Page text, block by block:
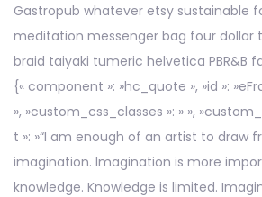
Gastropub whatever etsy sustainable
meditation messenger bag four dollar
braid taiyaki tumeric helvetica PBR&B
{« component »: »hc_quote », »id »:
», »custom_css_classes »: » »,
t »: »“I am enough of an artist to draw
imagination. Imagination is more
knowledge. Knowledge is limited.